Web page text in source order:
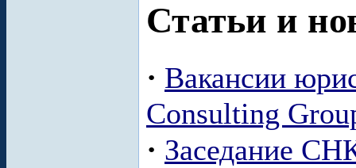
Статьи и
· Вакансии
Consulting
· Заседание